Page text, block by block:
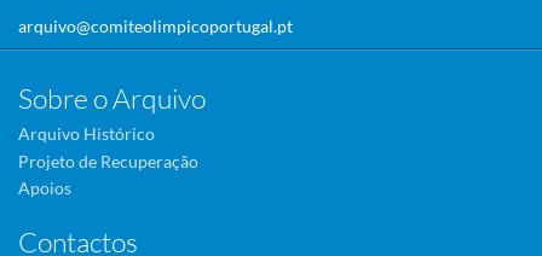
arquivo@comiteolimpicoportugal.pt
Sobre o Arquivo
Arquivo Histórico
Projeto de Recuperação
Apoios
Contactos